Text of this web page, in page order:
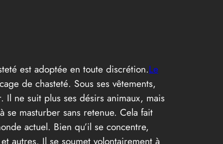
est adoptée en toute discrétion.Le
de chasteté. Sous ses vêtements,
Il ne suit plus ses désirs animaux, mais
se masturber sans retenue. Cela fait
actuel. Bien qu’il se concentre,